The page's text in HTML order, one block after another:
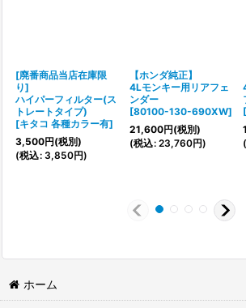
[廃番商品当店在庫限
り]
ハイパーフィルター(ス
トレートタイプ)
[キタコ 各種カラー有]
3,500円(税別)
(税込: 3,850円)
【ホンダ純正】
4Lモンキー用リアフェ
ンダー
[80100-130-690XW]
21,600円(税別)
(税込: 23,760円)
ホーム